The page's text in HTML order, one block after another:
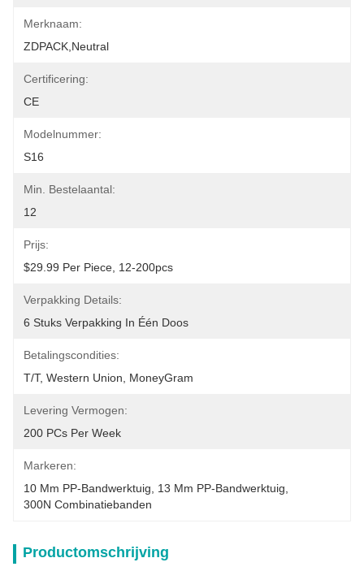
Merknaam:
ZDPACK,Neutral
Certificering:
CE
Modelnummer:
S16
Min. Bestelaantal:
12
Prijs:
$29.99 Per Piece, 12-200pcs
Verpakking Details:
6 Stuks Verpakking In Één Doos
Betalingscondities:
T/T, Western Union, MoneyGram
Levering Vermogen:
200 PCs Per Week
Markeren:
10 Mm PP-Bandwerktuig
13 Mm PP-Bandwerktuig
300N Combinatiebanden
Productomschrijving